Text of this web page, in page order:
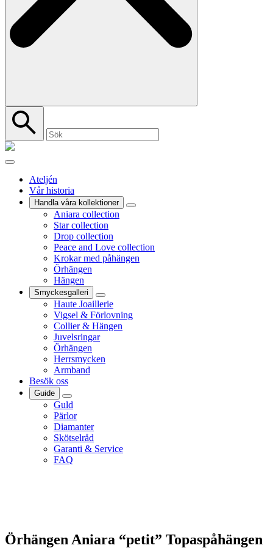
Ateljén
Vår historia
Handla våra kollektioner
Aniara collection
Star collection
Drop collection
Peace and Love collection
Krokar med påhängen
Örhängen
Hängen
Smyckesgalleri
Haute Joaillerie
Vigsel & Förlovning
Collier & Hängen
Juvelsringar
Örhängen
Herrsmycken
Armband
Besök oss
Guide
Guld
Pärlor
Diamanter
Skötselråd
Garanti & Service
FAQ
Örhängen Aniara “petit” Topaspåhängen